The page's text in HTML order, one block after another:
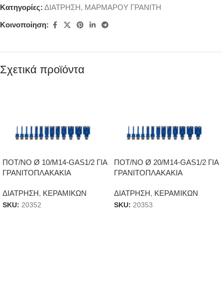
Κατηγορίες: ΔΙΑΤΡΗΣΗ, ΜΑΡΜΑΡΟΥ ΓΡΑΝΙΤΗ
Κοινοποίηση:
Σχετικά προϊόντα
ΠΟΤ/ΝΟ Ø 10/Μ14-GAS1/2 ΓΙΑ
ΓΡΑΝΙΤΟΠΛΑΚΑΚΙΑ
ΔΙΑΤΡΗΣΗ, ΚΕΡΑΜΙΚΩΝ
SKU: 20352
ΠΟΤ/ΝΟ Ø 20/Μ14-GAS1/2 ΓΙΑ
ΓΡΑΝΙΤΟΠΛΑΚΑΚΙΑ
ΔΙΑΤΡΗΣΗ, ΚΕΡΑΜΙΚΩΝ
SKU: 20353